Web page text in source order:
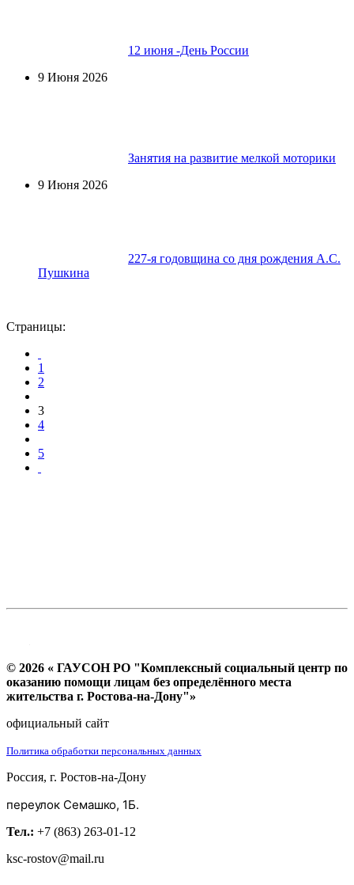
12 июня -День России
9 Июня 2026
Занятия на развитие мелкой моторики
9 Июня 2026
227-я годовщина со дня рождения А.С.
Пушкина
Страницы:
1
2
3
4
5
© 2026 « ГАУСОН РО "Комплексный социальный центр по
оказанию помощи лицам без определённого места
жительства г. Ростова-на-Дону"»
официальный сайт
Политика обработки персональных данных
Россия, г. Ростов-на-Дону
переулок Семашко, 1Б.
Тел.: +7 (863) 263-01-12
ksc-rostov@mail.ru